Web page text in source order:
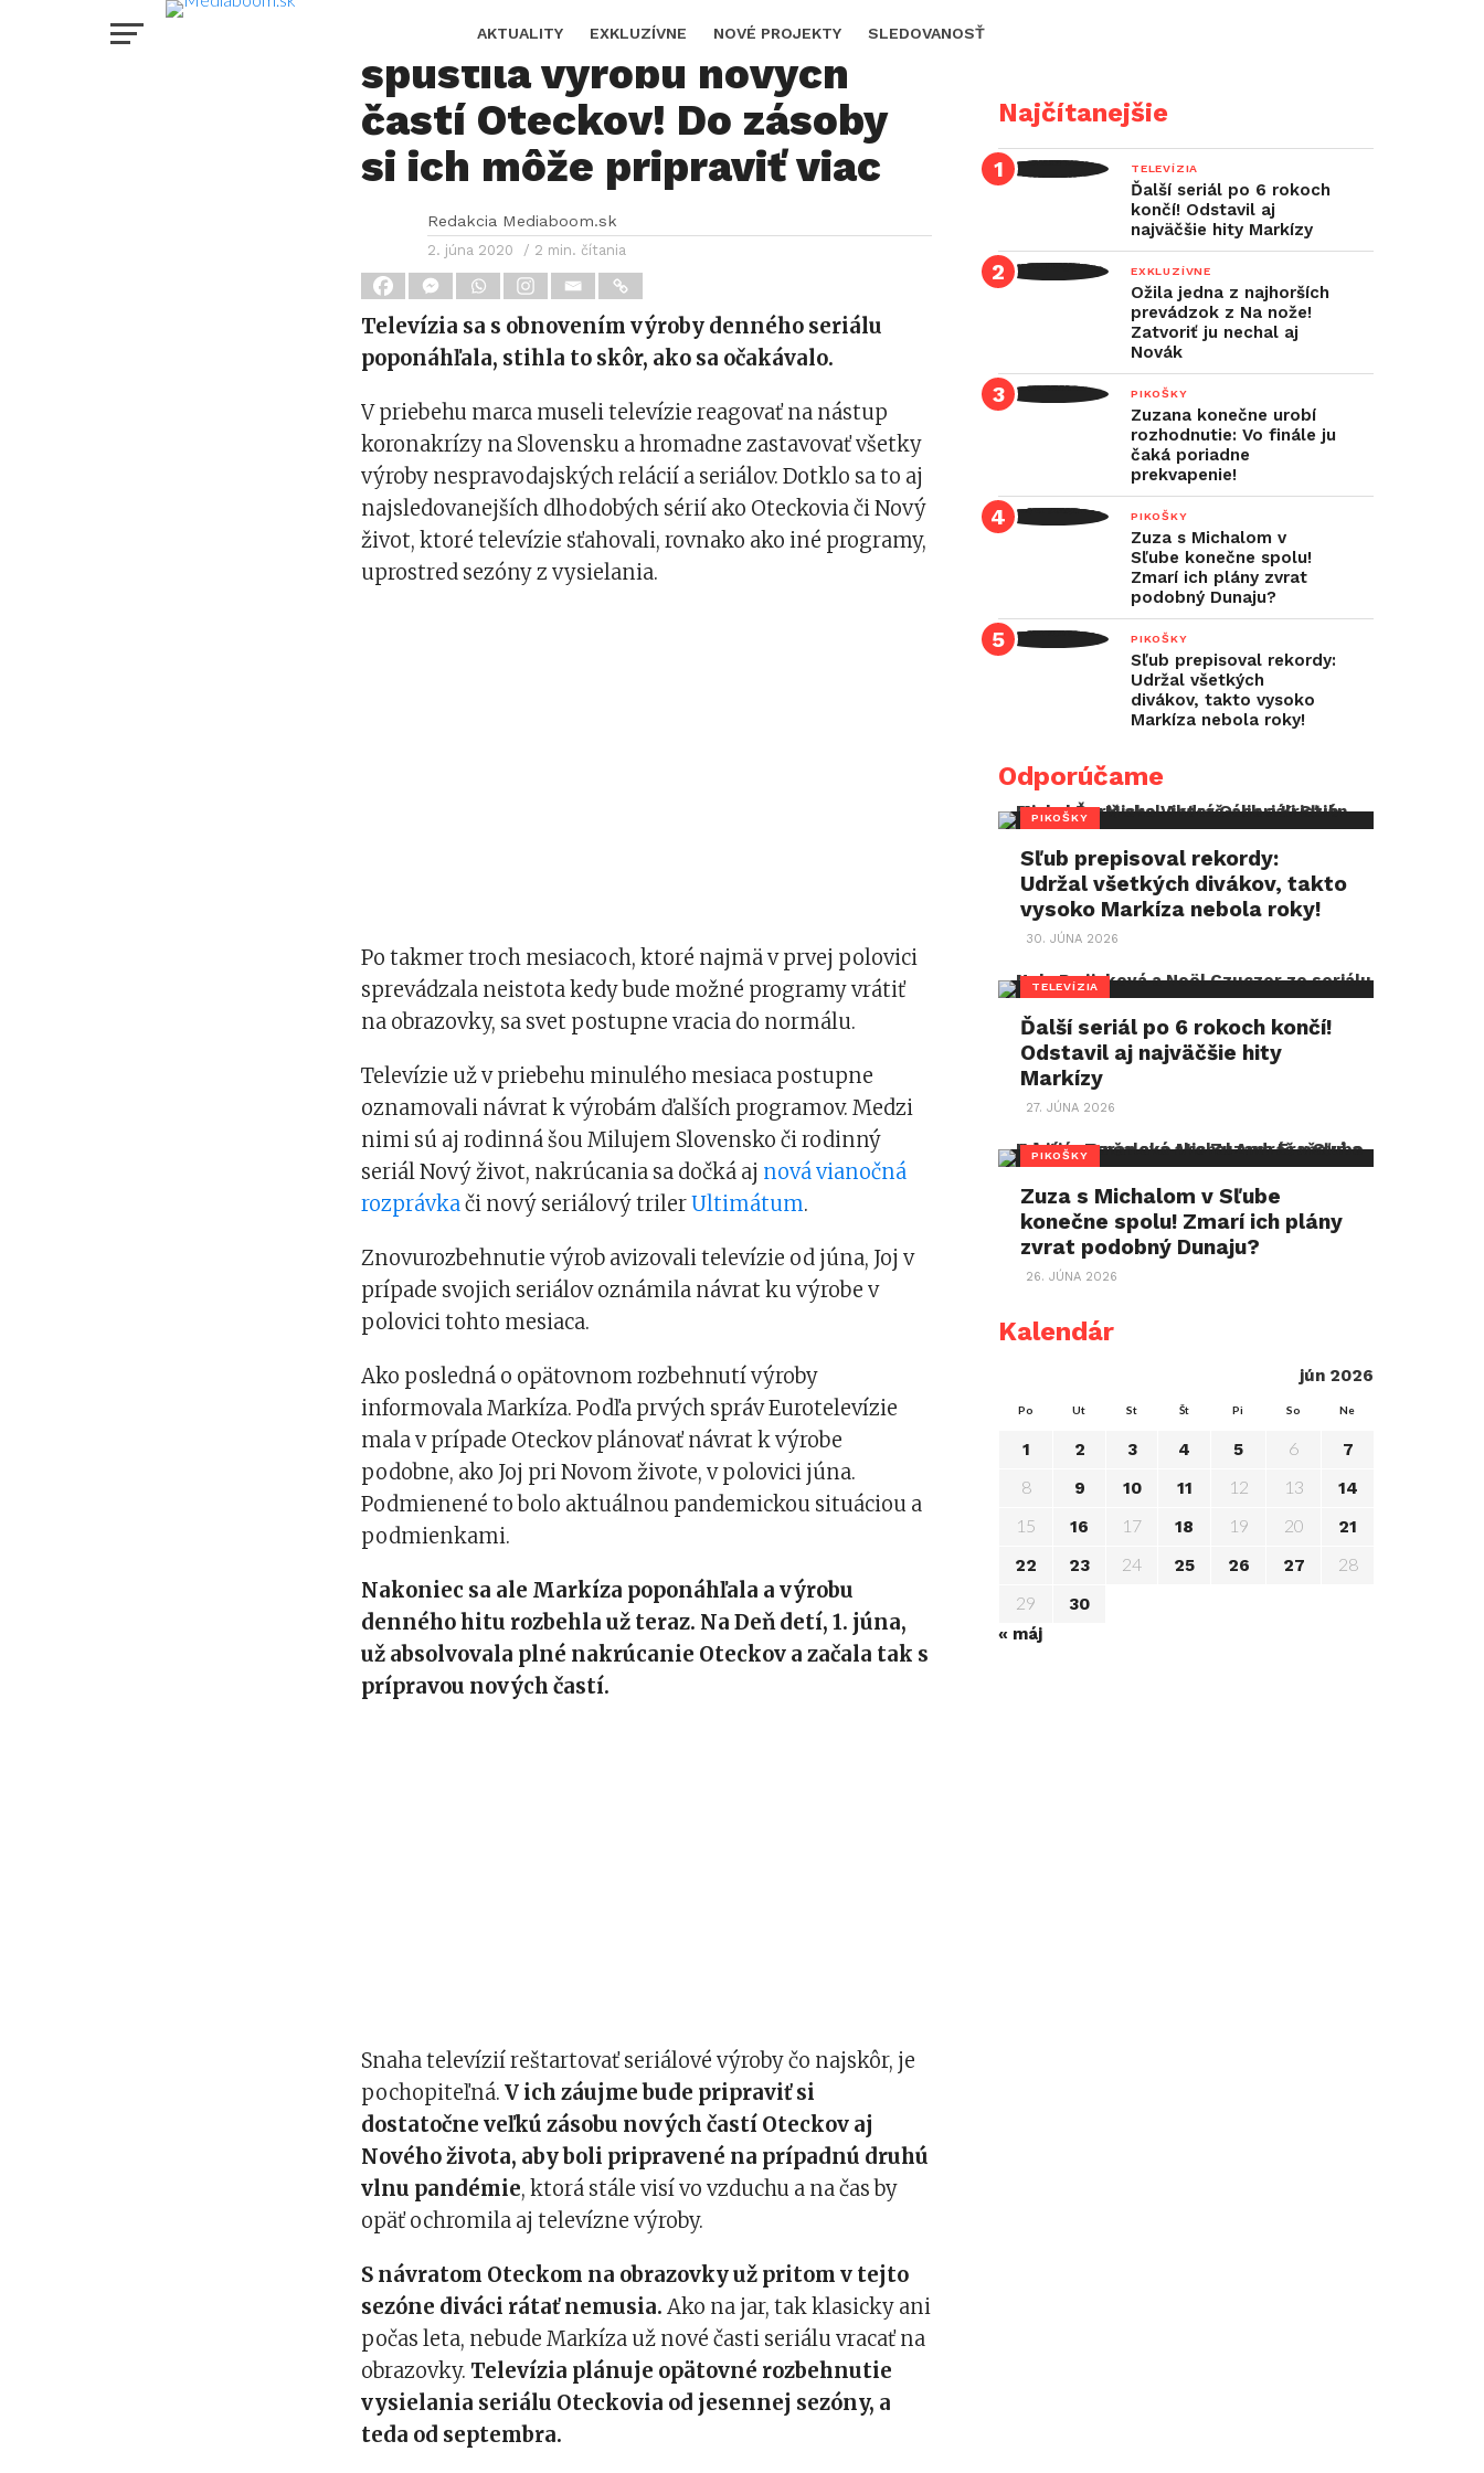
AKTUALITY EXKLUZÍVNE NOVÉ PROJEKTY SLEDOVANOSŤ
Markíza po stopke
spustila výrobu nových
častí Oteckov! Do zásoby
si ich môže pripraviť viac
Redakcia Mediaboom.sk
2. júna 2020 / 2 min. čítania
Televízia sa s obnovením výroby denného seriálu
poponáhľala, stihla to skôr, ako sa očakávalo.
V priebehu marca museli televízie reagovať na nástup
koronakrízy na Slovensku a hromadne zastavovať všetky
výroby nespravodajských relácií a seriálov. Dotklo sa to aj
najsledovanejších dlhodobých sérií ako Oteckovia či Nový
život, ktoré televízie sťahovali, rovnako ako iné programy,
uprostred sezóny z vysielania.
Po takmer troch mesiacoch, ktoré najmä v prvej polovici
sprevádzala neistota kedy bude možné programy vrátiť
na obrazovky, sa svet postupne vracia do normálu.
Televízie už v priebehu minulého mesiaca postupne
oznamovali návrat k výrobám ďalších programov. Medzi
nimi sú aj rodinná šou Milujem Slovensko či rodinný
seriál Nový život, nakrúcania sa dočká aj nová vianočná
rozprávkači nový seriálový trilerUltimátum.
Znovurozbehnutie výrob avizovali televízie od júna, Joj v
prípade svojich seriálov oznámila návrat ku výrobe v
polovici tohto mesiaca.
Ako posledná o opätovnom rozbehnutí výroby
informovala Markíza. Podľa prvých správ Eurotelevízie
mala v prípade Oteckov plánovať návrat k výrobe
podobne, ako Joj pri Novom živote, v polovici júna.
Podmienené to bolo aktuálnou pandemickou situáciou a
podmienkami.
Nakoniec sa ale Markíza poponáhľala a výrobu
denného hitu rozbehla už teraz. Na Deň detí, 1. júna,
už absolvovala plné nakrúcanie Oteckov a začala tak s
prípravou nových častí.
Snaha televízií reštartovať seriálové výroby čo najskôr, je
pochopiteľná.V ich záujme bude pripraviť si
dostatočne veľkú zásobu nových častí Oteckov aj
Nového života, aby boli pripravené na prípadnú druhú
vlnu pandémie, ktorá stále visí vo vzduchu a na čas by
opäť ochromila aj televízne výroby.
S návratom Oteckom na obrazovky už pritom v tejto
sezóne diváci rátať nemusia. Ako na jar, tak klasicky ani
počas leta, nebude Markíza už nové časti seriálu vracať na
obrazovky. Televízia plánuje opätovné rozbehnutie
vysielania seriálu Oteckovia od jesennej sezóny, a
teda od septembra.
Najčítanejšie
TELEVÍZIA
Ďalší seriál po 6 rokoch
končí! Odstavil aj
najväčšie hity Markízy
EXKLUZÍVNE
Ožila jedna z najhorších
prevádzok z Na nože!
Zatvoriť ju nechal aj
Novák
PIKOŠKY
Zuzana konečne urobí
rozhodnutie: Vo finále ju
čaká poriadne
prekvapenie!
PIKOŠKY
Zuza s Michalom v
Sľube konečne spolu!
Zmarí ich plány zvrat
podobný Dunaju?
PIKOŠKY
Sľub prepisoval rekordy:
Udržal všetkých
divákov, takto vysoko
Markíza nebola roky!
Odporúčame
PIKOŠKY
Sľub prepisoval rekordy:
Udržal všetkých divákov, takto
vysoko Markíza nebola roky!
30. JÚNA 2026
TELEVÍZIA
Ďalší seriál po 6 rokoch končí!
Odstavil aj najväčšie hity
Markízy
27. JÚNA 2026
PIKOŠKY
Zuza s Michalom v Sľube
konečne spolu! Zmarí ich plány
zvrat podobný Dunaju?
26. JÚNA 2026
Kalendár
jún 2026
Po Ut St Št Pi So Ne
1 2 3 4 5 6 7
8 9 10 11 12 13 14
15 16 17 18 19 20
21
22
23 24 25 26 27
28
29
30
« máj